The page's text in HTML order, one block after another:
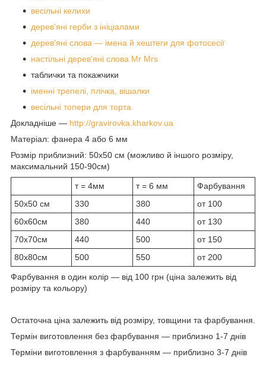
весільні келихи
дерев'яні герби з ініціалами
дерев'яні слова — імена й хештеги для фотосесії
настільні дерев'яні слова Mr Mrs
таблички та покажчики
іменні трепелі, плічка, вішалки
весільні топери для торта
Докладніше — http://gravirovka.kharkov.ua
Матеріал: фанера 4 або 6 мм
Розмір приблизний: 50х50 см (можливо й іншого розміру,
максимальний 150-90см)
т = 4мм т = 6 мм
Фарбування
50х50 см
330 380
от 100
60х60см
380 440
от 130
70х70см
440 500
от 150
80х80см
500 550 от 200
Фарбування в один колір — від 100 грн (ціна залежить від
розміру та кольору)
Остаточна ціна залежить від розміру, товщини та фарбування.
Термін виготовлення без фарбування — приблизно 1-7 днів
Терміни виготовлення з фарбуванням — приблизно 3-7 днів